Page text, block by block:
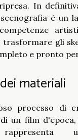
In
è un
trasformare gli
e pronto
materiali
processo di
un film